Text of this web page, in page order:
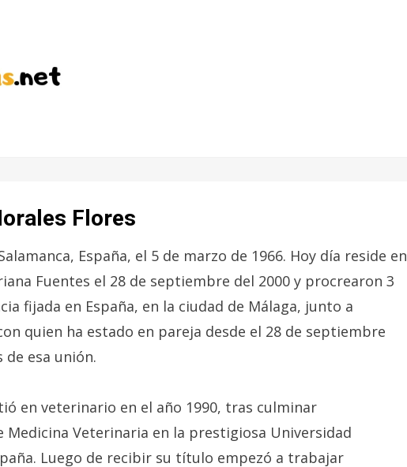
Flores
España, el 5 de marzo de 1966. Hoy día reside en
Fuentes el 28 de septiembre del 2000 y procrearon 3
fijada en España, en la ciudad de Málaga, junto a
quien ha estado en pareja desde el 28 de septiembre
de esa unión.
en veterinario en el año 1990, tras culminar
Medicina Veterinaria en la prestigiosa Universidad
Luego de recibir su título empezó a trabajar